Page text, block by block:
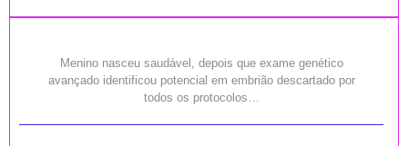
Menino nasceu saudável, depois que exame genético
avançado identificou potencial em embrião descartado por
todos os protocolos…